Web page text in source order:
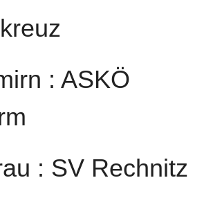
: ASKÖ
: SV Rechnitz